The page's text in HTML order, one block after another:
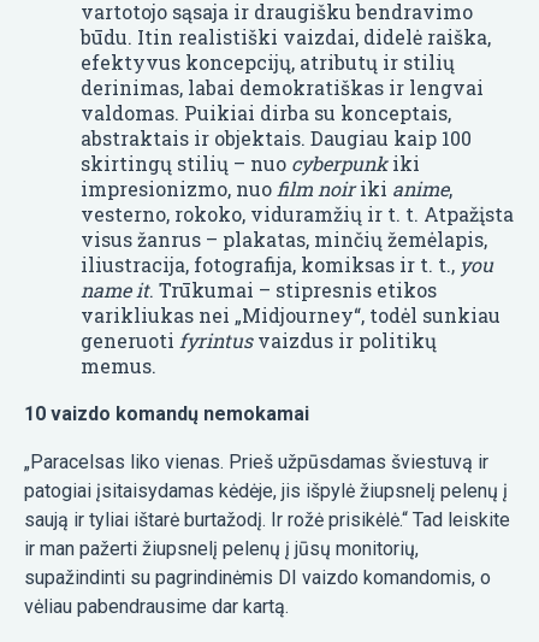
vartotojo sąsaja ir draugišku bendravimo
būdu. Itin realistiški vaizdai, didelė raiška,
efektyvus koncepcijų, atributų ir stilių
derinimas, labai demokratiškas ir lengvai
valdomas. Puikiai dirba su konceptais,
abstraktais ir objektais. Daugiau kaip 100
skirtingų stilių – nuo cyberpunkiki
impresionizmo, nuo film noiriki anime,
vesterno, rokoko, viduramžių ir t. t. Atpažįsta
visus žanrus – plakatas, minčių žemėlapis,
iliustracija, fotografija, komiksas ir t. t., you
name it. Trūkumai – stipresnis etikos
varikliukas nei „Midjourney“, todėl sunkiau
generuoti fyrintusvaizdus ir politikų
memus.
10 vaizdo komandų nemokamai
„Paracelsas liko vienas. Prieš užpūsdamas šviestuvą ir
patogiai įsitaisydamas kėdėje, jis išpylė žiupsnelį pelenų į
saują ir tyliai ištarė burtažodį. Ir rožė prisikėlė.“ Tad leiskite
ir man pažerti žiupsnelį pelenų į jūsų monitorių,
supažindinti su pagrindinėmis DI vaizdo komandomis, o
vėliau pabendrausime dar kartą.